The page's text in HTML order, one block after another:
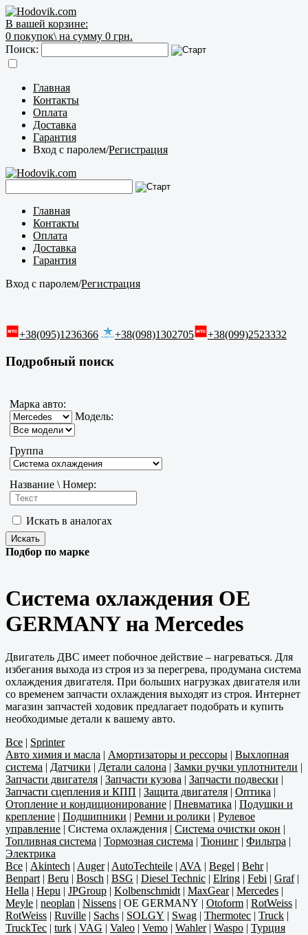
В вашей корзине:
0 покупок\ на сумму 0 грн.
Поиск:
Главная
Контакты
Оплата
Доставка
Гарантия
Вход с паролем/Регистрация
Главная
Контакты
Оплата
Доставка
Гарантия
Вход с паролем/Регистрация
+38(095)1236366 +38(098)1302705 +38(099)2523332
Подробный поиск
Марка авто:
Модель:
Группа
Название \ Номер:
Искать в аналогах
Подбор по марке
Система охлаждения OE
GERMANY на Mercedes
Двигатель ДВС имеет побочное действие – нагреваться. Для
избегания выхода из строя из за перегрева, продумана система
охлаждения двигателя. При больших нагрузках двигателя или
со временем запчасти охлаждения выходят из строя. Интернет
магазин запчастей ходовик предлагает подобрать и купить
необходимые детали к вашему авто.
Все | Sprinter
Авто химия и масла | Амортизаторы и рессоры | Выхлопная
система | Датчики | Детали салона | Замки ручки уплотнители |
Запчасти двигателя | Запчасти кузова | Запчасти подвески |
Запчасти сцепления и КПП | Защита двигателя | Оптика |
Отопление и кондиционирование | Пневматика | Подушки и
крепление | Подшипники | Ремни и ролики | Рулевое
управление | Система охлаждения | Система очистки окон |
Топливная система | Тормозная система | Тюнинг | Фильтра |
Электрика
Все | Akintech | Auger| AutoTechteile | AVA | Begel | Behr|
Benpart | Beru | Bosch | BSG | Diesel Technic | Elring | Febi | Graf|
Hella | Hepu | JPGroup | Kolbenschmidt | MaxGear| Mercedes |
Meyle | neoplan | Nissens | OE GERMANY | Otoform | RotWeiss |
RotWeiss | Ruville | Sachs | SOLGY | Swag | Thermotec | Truck |
TruckTec | turk | VAG | Valeo | Vemo | Wahler| Waspo | Турция